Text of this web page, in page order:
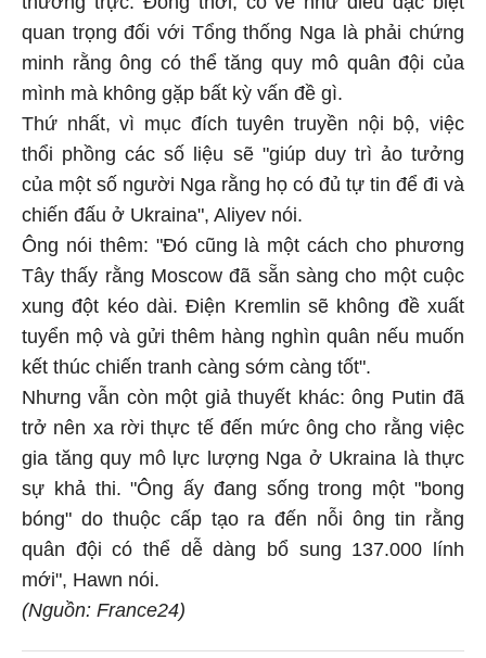
quan trọng đối với Tổng thống Nga là phải chứng
minh rằng ông có thể tăng quy mô quân đội của
mình mà không gặp bất kỳ vấn đề gì.
Thứ nhất, vì mục đích tuyên truyền nội bộ, việc
thổi phồng các số liệu sẽ "giúp duy trì ảo tưởng
của một số người Nga rằng họ có đủ tự tin để đi và
chiến đấu ở Ukraina", Aliyev nói.
Ông nói thêm: "Đó cũng là một cách cho phương
Tây thấy rằng Moscow đã sẵn sàng cho một cuộc
xung đột kéo dài. Điện Kremlin sẽ không đề xuất
tuyển mộ và gửi thêm hàng nghìn quân nếu muốn
kết thúc chiến tranh càng sớm càng tốt".
Nhưng vẫn còn một giả thuyết khác: ông Putin đã
trở nên xa rời thực tế đến mức ông cho rằng việc
gia tăng quy mô lực lượng Nga ở Ukraina là thực
sự khả thi. "Ông ấy đang sống trong một "bong
bóng" do thuộc cấp tạo ra đến nỗi ông tin rằng
quân đội có thể dễ dàng bổ sung 137.000 lính
mới", Hawn nói.
(Nguồn: France24)